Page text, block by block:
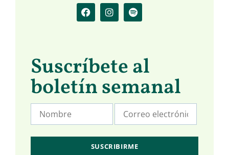
Suscríbete al
boletín semanal